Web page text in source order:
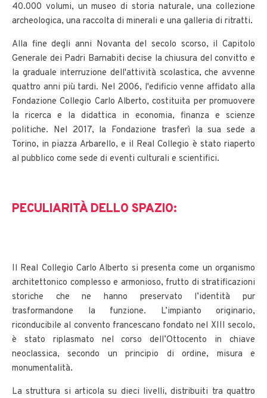
40.000 volumi, un museo di storia naturale, una collezione
archeologica, una raccolta di minerali e una galleria di ritratti.
Alla fine degli anni Novanta del secolo scorso, il Capitolo
Generale dei Padri Barnabiti decise la chiusura del convitto e
la graduale interruzione dell'attività scolastica, che avvenne
quattro anni più tardi. Nel 2006, l'edificio venne affidato alla
Fondazione Collegio Carlo Alberto, costituita per promuovere
la ricerca e la didattica in economia, finanza e scienze
politiche. Nel 2017, la Fondazione trasferì la sua sede a
Torino, in piazza Arbarello, e il Real Collegio è stato riaperto
al pubblico come sede di eventi culturali e scientifici.
PECULIARITÀ DELLO SPAZIO:
Il Real Collegio Carlo Alberto si presenta come un organismo
architettonico complesso e armonioso, frutto di stratificazioni
storiche che ne hanno preservato l’identità pur
trasformandone la funzione. L’impianto originario,
riconducibile al convento francescano fondato nel XIII secolo,
è stato riplasmato nel corso dell’Ottocento in chiave
neoclassica, secondo un principio di ordine, misura e
monumentalità.
La struttura si articola su dieci livelli, distribuiti tra quattro